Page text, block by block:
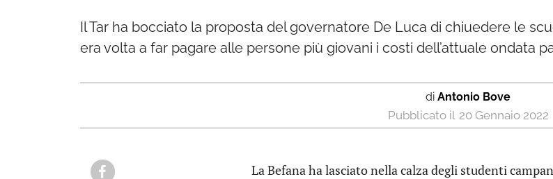
Il Tar ha bocciato la proposta del governatore De Luca di chiuedere le
era volta a far pagare alle persone più giovani i costi dell’attuale ondata
di Antonio Bove
20 Gennaio 2022
La Befana ha lasciato nella calza degli studenti